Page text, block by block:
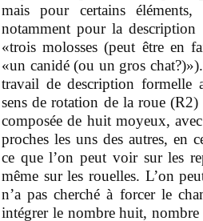
mais pour certains
notamment pour la
«trois molosses (peut être en
«un canidé (ou un gros
travail de description formelle
sens de rotation de la roue
composée de huit moyeux,
proches les uns des autres, en
ce que l’on peut voir sur les
même sur les rouelles. L’on
n’a pas cherché à forcer le
intégrer le nombre huit, nombre